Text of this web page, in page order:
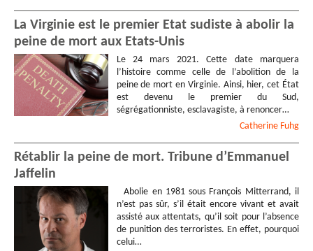
La Virginie est le premier Etat sudiste à abolir la
peine de mort aux Etats-Unis
Le 24 mars 2021. Cette date marquera
l’histoire comme celle de l’abolition de la
peine de mort en Virginie. Ainsi, hier, cet État
est devenu le premier du Sud,
ségrégationniste, esclavagiste, à renoncer…
Catherine Fuhg
Rétablir la peine de mort. Tribune d’Emmanuel
Jaffelin
Abolie en 1981 sous François Mitterrand, il
n’est pas sûr, s’il était encore vivant et avait
assisté aux attentats, qu’il soit pour l’absence
de punition des terroristes. En effet, pourquoi
celui…